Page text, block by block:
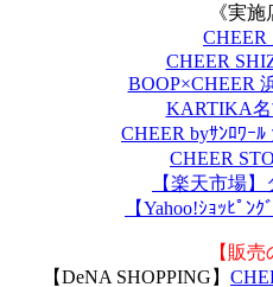
《実施
CHEER
CHEER
BOOP×CHEER
KARTIKA
CHEER byｻﾝﾛﾜｰ
CHEER
【楽天市場】
【Yahoo!ｼｮｯﾋﾟﾝｸﾞ
【販売
【DeNA SHOPPING】